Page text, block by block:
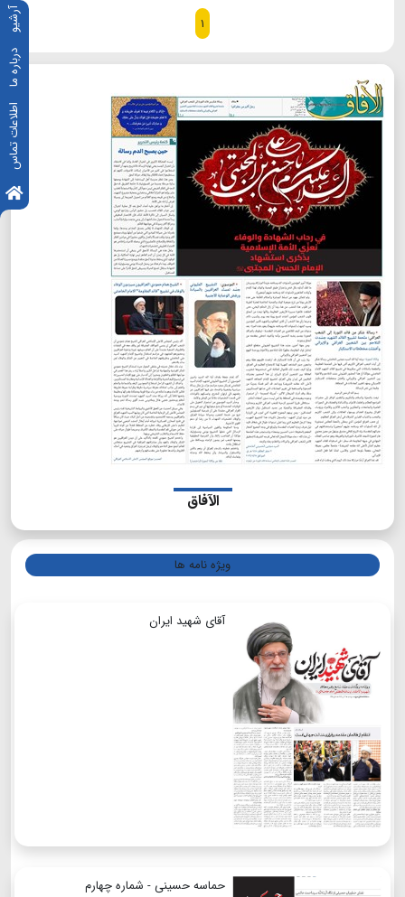
آرشیو
درباره ما
اطلاعات تماس
۱
الآفاق
ویژه نامه ها
آقای شهید ایران
حماسه حسینی - شماره چهارم